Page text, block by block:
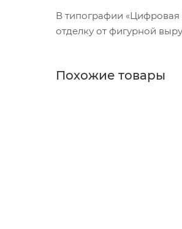
В типографии
отделку от фигурной
Похожие товары